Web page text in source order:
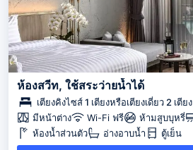
ห้องสวีท, ใช้สระว่ายน้ำได้
เตียงคิงไซส์ 1 เตียงหรือเตียงเดี่ยว 2 เตียง
มีหน้าต่าง
Wi-Fi ฟรี ห้ามสูบบุหรี่
ห้องน้ำส่วนตัว
อ่างอาบน้ำ ตู้เย็น